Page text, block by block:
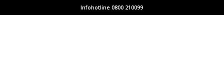
Infohotline 0800 210099